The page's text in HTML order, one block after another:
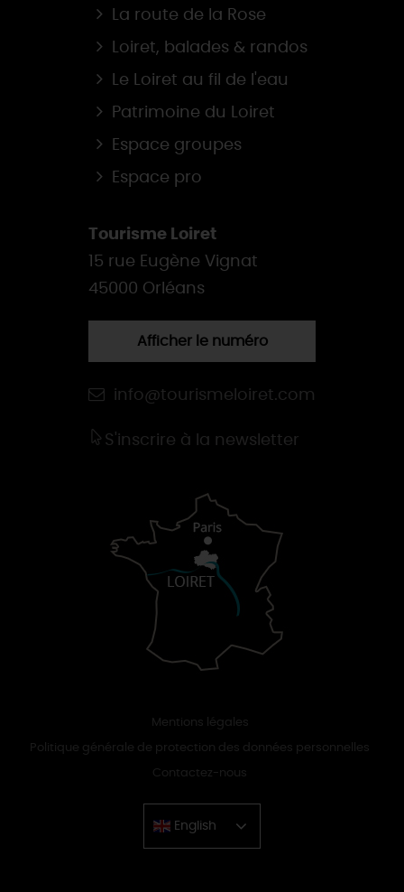
La route de la Rose
Loiret, balades & randos
Le Loiret au fil de l'eau
Patrimoine du Loiret
Espace groupes
Espace pro
Tourisme Loiret
15 rue Eugène Vignat
45000 Orléans
Afficher le numéro
info@tourismeloiret.com
S'inscrire à la newsletter
Mentions légales
Politique générale de protection des données personnelles
Contactez-nous
English
Chinese